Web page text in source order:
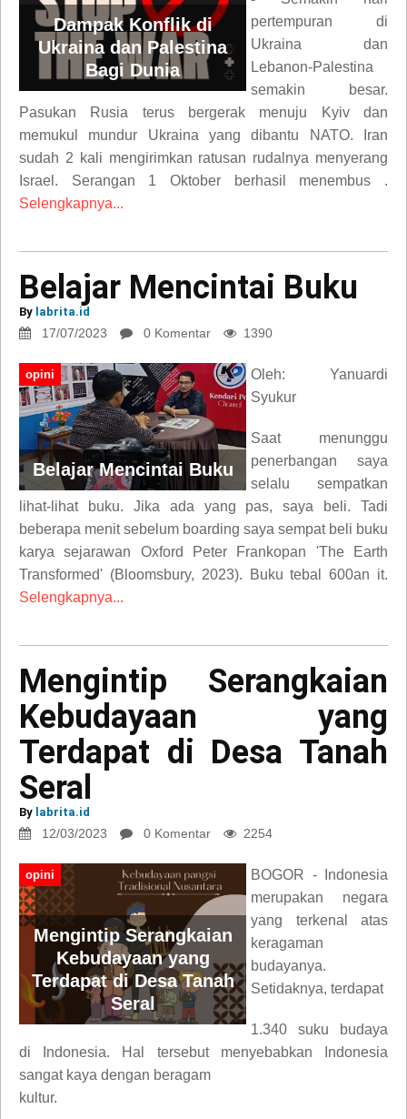
Dampak Konflik di
Ukraina dan Palestina
Bagi Dunia
pertempuran di
Ukraina dan
Lebanon-Palestina
semakin besar.
Pasukan Rusia terus bergerak menuju Kyiv dan
memukul mundur Ukraina yang dibantu NATO. Iran
sudah 2 kali mengirimkan ratusan rudalnya menyerang
Israel. Serangan 1 Oktober berhasil menembus .
Selengkapnya...
Belajar Mencintai Buku
By labrita.id
17/07/2023 0 Komentar 1390
opini
Belajar Mencintai Buku
Oleh: Yanuardi
Syukur
Saat menunggu
penerbangan saya
selalu sempatkan
lihat-lihat buku. Jika ada yang pas, saya beli. Tadi
beberapa menit sebelum boarding saya sempat beli buku
karya sejarawan Oxford Peter Frankopan 'The Earth
Transformed' (Bloomsbury, 2023). Buku tebal 600an it.
Selengkapnya...
Mengintip Serangkaian
Kebudayaan yang
Terdapat di Desa Tanah
Seral
By labrita.id
12/03/2023 0 Komentar 2254
opini
Mengintip Serangkaian
Kebudayaan yang
Terdapat di Desa Tanah
Seral
BOGOR - Indonesia
merupakan negara
yang terkenal atas
keragaman
budayanya.
Setidaknya, terdapat
1.340 suku budaya
di Indonesia. Hal tersebut menyebabkan Indonesia
sangat kaya dengan beragam
kultur.